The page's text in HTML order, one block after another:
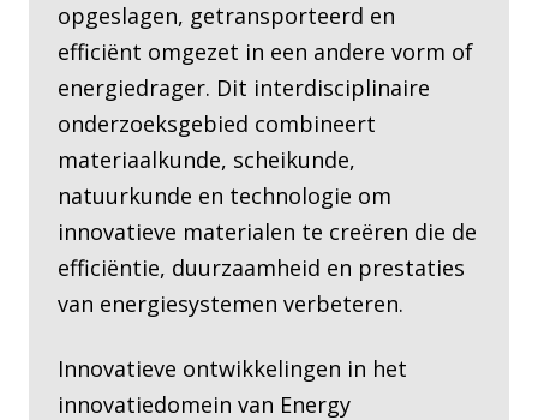
opgeslagen, getransporteerd en
efficiënt omgezet in een andere vorm of
energiedrager. Dit interdisciplinaire
onderzoeksgebied combineert
materiaalkunde, scheikunde,
natuurkunde en technologie om
innovatieve materialen te creëren die de
efficiëntie, duurzaamheid en prestaties
van energiesystemen verbeteren.
Innovatieve ontwikkelingen in het
innovatiedomein van Energy